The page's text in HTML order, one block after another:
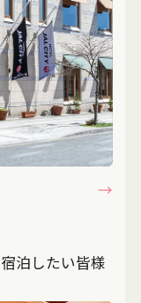
宿泊したい皆様